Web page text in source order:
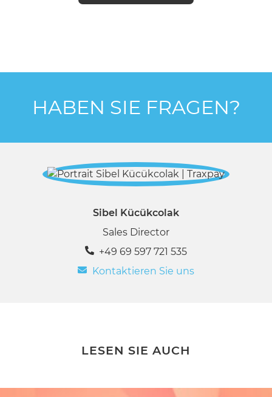
HABEN SIE FRAGEN?
Sibel Kücükcolak
Sales Director
+49 69 597 721 535
Kontaktieren Sie uns
LESEN SIE AUCH